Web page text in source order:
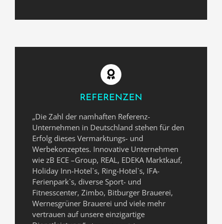
REFERENZEN
„Die Zahl der namhaften Referenz-
Unternehmen in Deutschland stehen für den
Erfolg dieses Vermarktungs- und
Werbekonzeptes. Innovative Unternehmen
wie zB ECE –Group, REAL, EDEKA Marktkauf,
Holiday Inn-Hotel`s, Ring-Hotel`s, IFA-
Ferienpark`s, diverse Sport- und
Fitnesscenter, Zimbo, Bitburger Brauerei,
Wernesgrüner Brauerei und viele mehr
vertrauen auf unsere einzigartige